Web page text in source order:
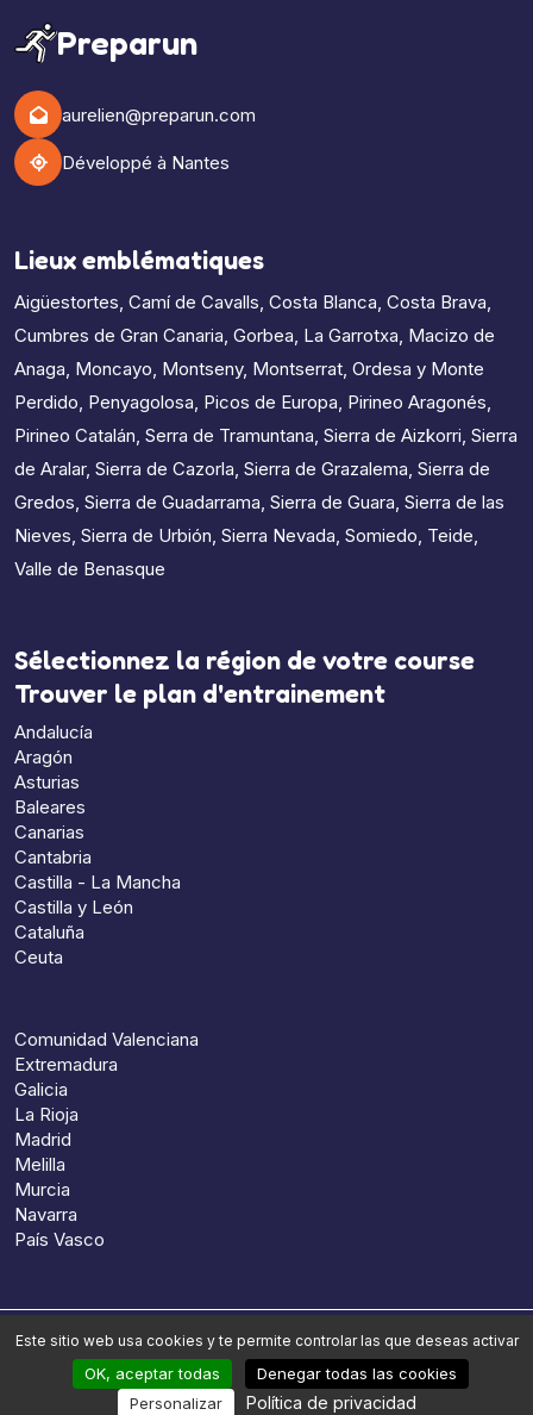
Preparun
aurelien@preparun.com
Développé à Nantes
Lieux emblématiques
Aigüestortes, Camí de Cavalls, Costa Blanca, Costa Brava,
Cumbres de Gran Canaria, Gorbea, La Garrotxa, Macizo de
Anaga, Moncayo, Montseny, Montserrat, Ordesa y Monte
Perdido, Penyagolosa, Picos de Europa, Pirineo Aragonés,
Pirineo Catalán, Serra de Tramuntana, Sierra de Aizkorri, Sierra
de Aralar, Sierra de Cazorla, Sierra de Grazalema, Sierra de
Gredos, Sierra de Guadarrama, Sierra de Guara, Sierra de las
Nieves, Sierra de Urbión, Sierra Nevada, Somiedo, Teide,
Valle de Benasque
Sélectionnez la région de votre course
Trouver le plan d'entrainement
Andalucía
Aragón
Asturias
Baleares
Canarias
Cantabria
Castilla - La Mancha
Castilla y León
Cataluña
Ceuta
Comunidad Valenciana
Extremadura
Galicia
La Rioja
Madrid
Melilla
Murcia
Navarra
País Vasco
© 2026, Preparun. Tous droits réservés
Mentions légalesConditions générales de vente
Este sitio web usa cookies y te permite controlar las que deseas activar
OK, aceptar todas
Denegar todas las cookies
Personalizar
Política de privacidad